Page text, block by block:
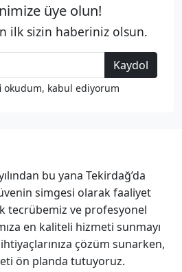
üye olun!
ilk sizin haberiniz olsun.
Kaydol
okudum, kabul ediyorum
bu yana Tekirdağ’da
simgesi olarak faaliyet
tecrübemiz ve profesyonel
en kaliteli hizmeti sunmayı
çözüm sunarken,
ön planda tutuyoruz.